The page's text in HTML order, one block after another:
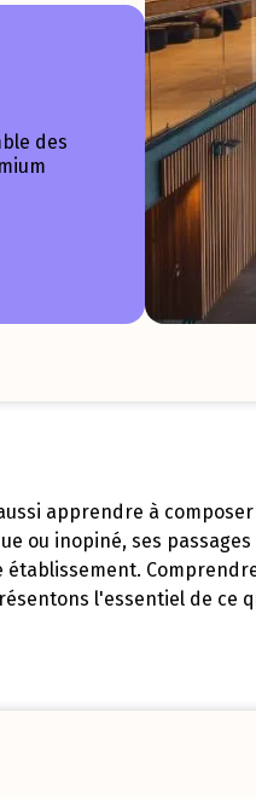
des
apprendre à
inopiné, ses
l'essentiel de ce